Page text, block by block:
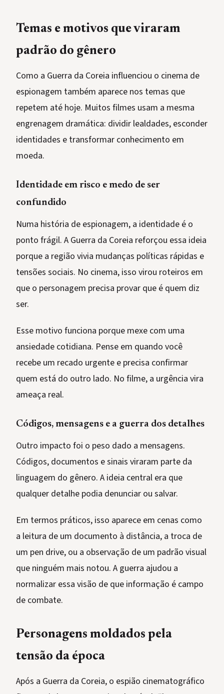
Temas e motivos que viraram
padrão do gênero
Como a Guerra da Coreia influenciou o cinema de
espionagem também aparece nos temas que
repetem até hoje. Muitos filmes usam a mesma
engrenagem dramática: dividir lealdades, esconder
identidades e transformar conhecimento em
moeda.
Identidade em risco e medo de ser
confundido
Numa história de espionagem, a identidade é o
ponto frágil. A Guerra da Coreia reforçou essa ideia
porque a região vivia mudanças políticas rápidas e
tensões sociais. No cinema, isso virou roteiros em
que o personagem precisa provar que é quem diz
ser.
Esse motivo funciona porque mexe com uma
ansiedade cotidiana. Pense em quando você
recebe um recado urgente e precisa confirmar
quem está do outro lado. No filme, a urgência vira
ameaça real.
Códigos, mensagens e a guerra dos detalhes
Outro impacto foi o peso dado a mensagens.
Códigos, documentos e sinais viraram parte da
linguagem do gênero. A ideia central era que
qualquer detalhe podia denunciar ou salvar.
Em termos práticos, isso aparece em cenas como
a leitura de um documento à distância, a troca de
um pen drive, ou a observação de um padrão visual
que ninguém mais notou. A guerra ajudou a
normalizar essa visão de que informação é campo
de combate.
Personagens moldados pela
tensão da época
Após a Guerra da Coreia, o espião cinematográfico